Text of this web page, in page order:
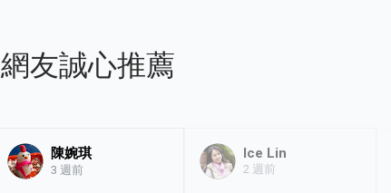
網友誠心推薦
陳婉琪
3 週前
Ice Lin
2 週前